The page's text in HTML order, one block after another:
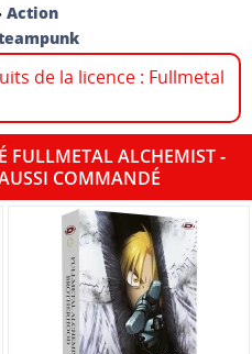
Action
de la licence : Fullmetal
FULLMETAL ALCHEMIST -
COMMANDÉ